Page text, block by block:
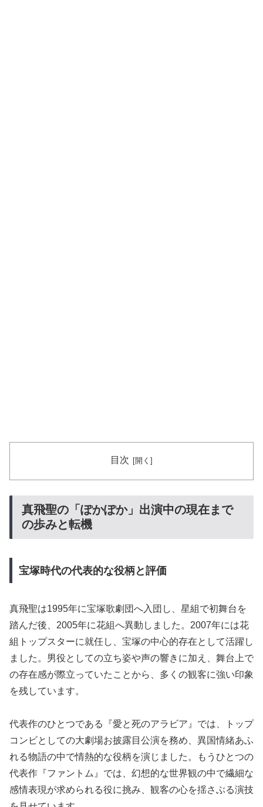
目次
真飛聖の「ぽかぽか」出演中の現在まで
の歩みと転機
宝塚時代の代表的な役柄と評価
真飛聖は1995年に宝塚歌劇団へ入団し、星組で初舞台を
踏んだ後、2005年に花組へ異動しました。2007年には花
組トップスターに就任し、宝塚の中心的存在として活躍し
ました。男役としての立ち姿や声の響きに加え、舞台上で
の存在感が際立っていたことから、多くの観客に強い印象
を残しています。
代表作のひとつである『愛と死のアラビア』では、トップ
コンビとしての大劇場お披露目公演を務め、異国情緒あふ
れる物語の中で情熱的な役柄を演じました。もうひとつの
代表作『ファントム』では、幻想的な世界観の中で繊細な
感情表現が求められる役に挑み、観客の心を揺さぶる演技